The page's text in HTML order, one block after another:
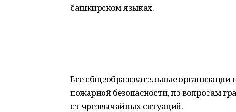
башкирском языках.
Все общеобразовательные
пожарной безопасности, по вопросам
от чрезвычайных ситуаций.